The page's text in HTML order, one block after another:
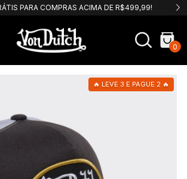
PARA COMPRAS ACIMA DE R$499,99!
0
🔥 LEVE 3 E PAGUE 2 🔥